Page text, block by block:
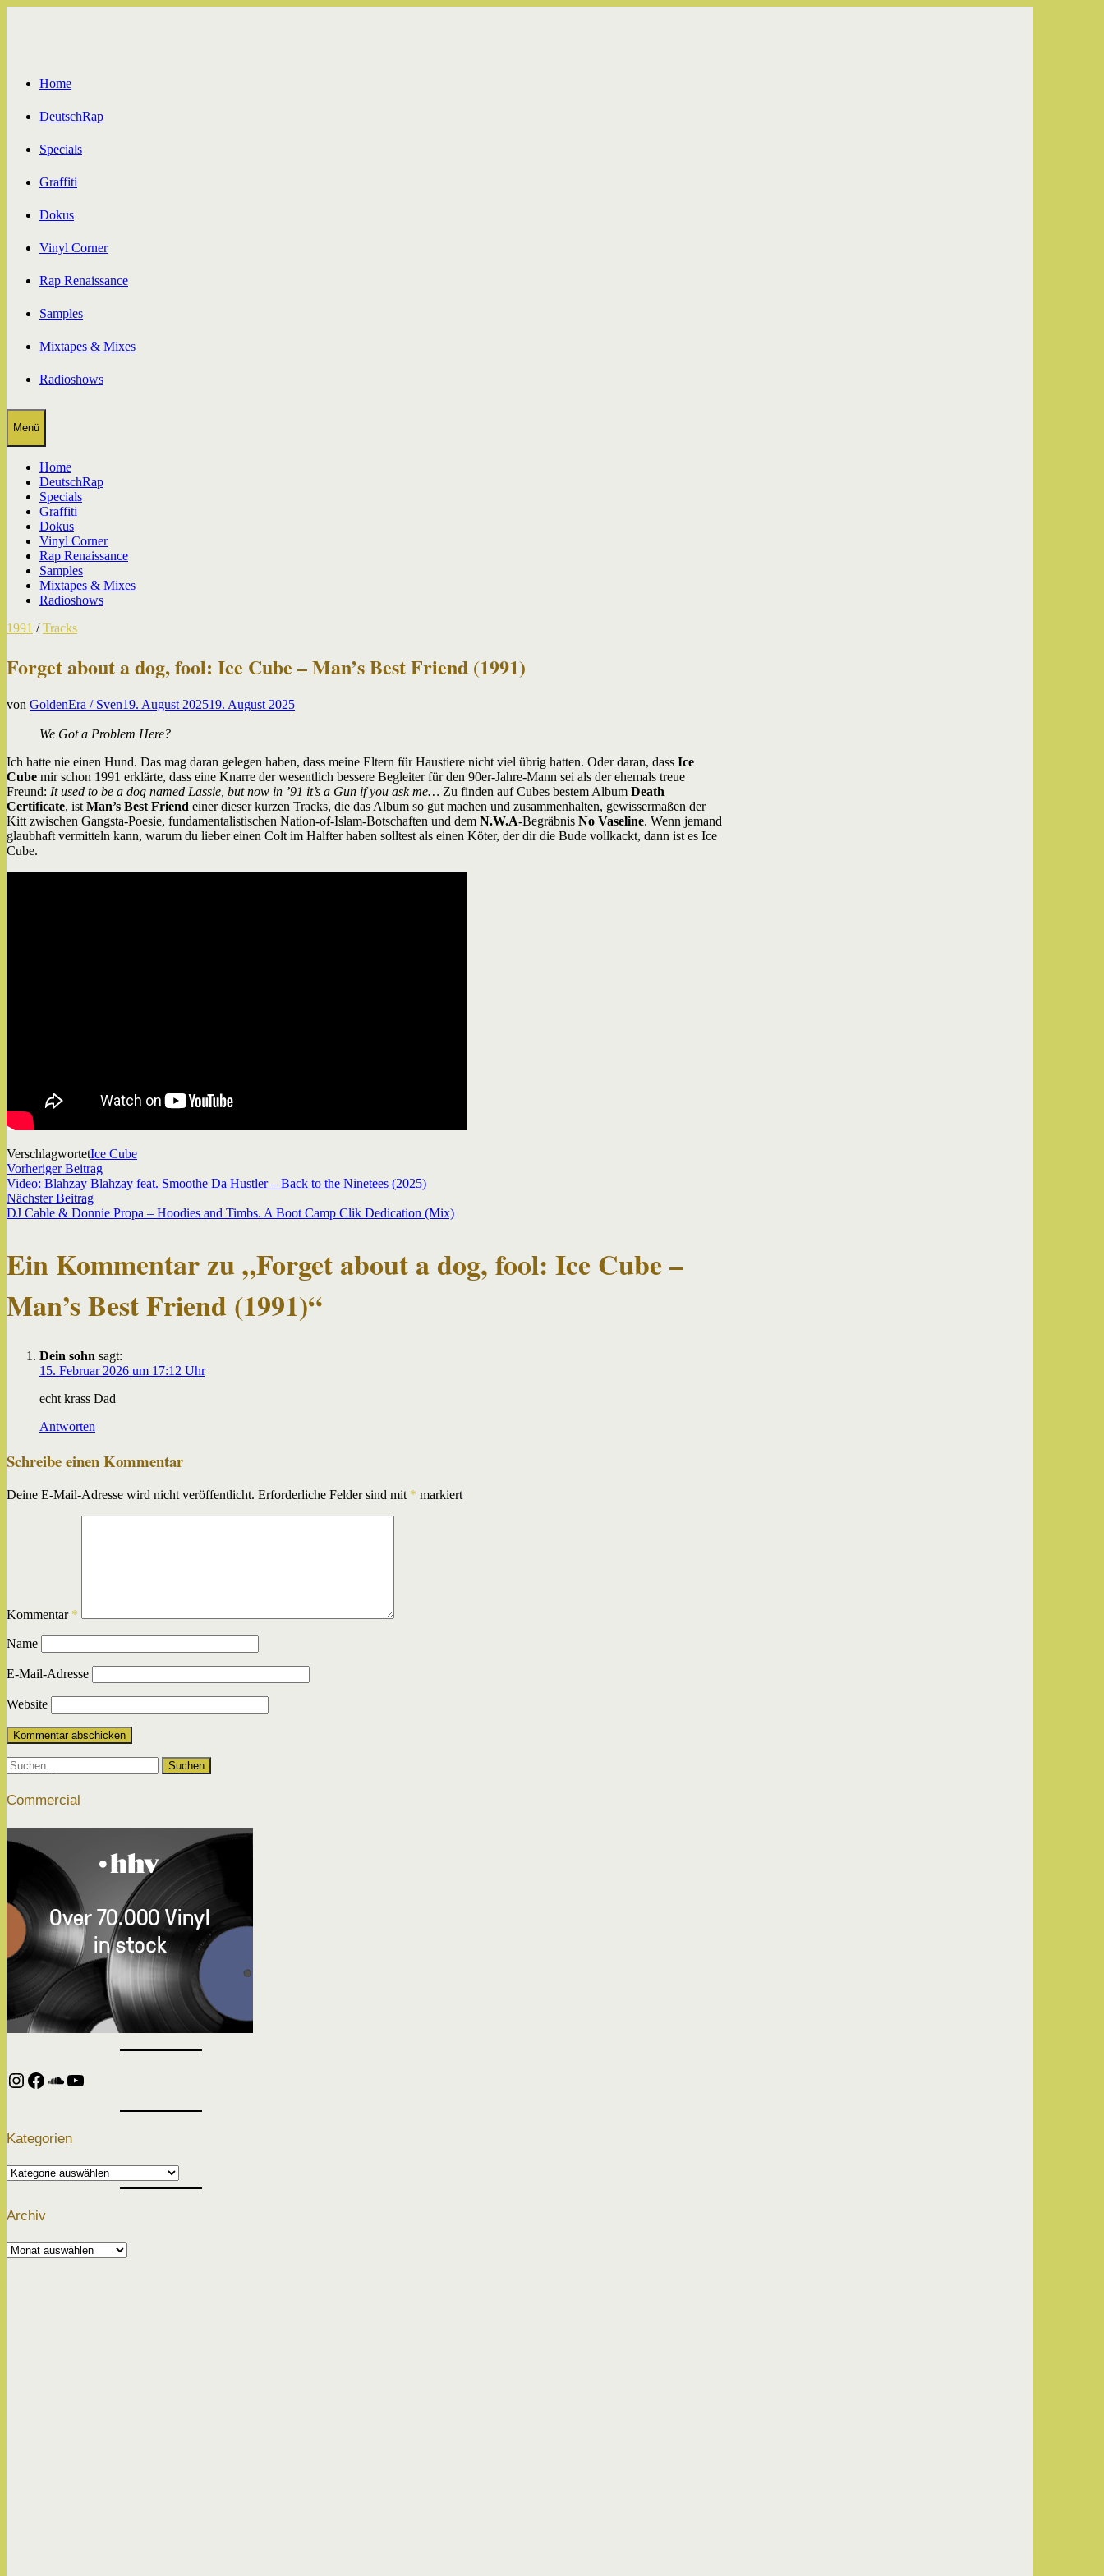
Home
DeutschRap
Specials
Graffiti
Dokus
Vinyl Corner
Rap Renaissance
Samples
Mixtapes & Mixes
Radioshows
Menü
Home
DeutschRap
Specials
Graffiti
Dokus
Vinyl Corner
Rap Renaissance
Samples
Mixtapes & Mixes
Radioshows
1991 /Tracks
Forget about a dog, fool: Ice Cube – Man’s Best Friend (1991)
von GoldenEra / Sven19. August 202519. August 2025
We Got a Problem Here?
Ich hatte nie einen Hund. Das mag daran gelegen haben, dass meine Eltern für Haustiere nicht viel übrig hatten. Oder daran, dass Ice
Cube mir schon 1991 erklärte, dass eine Knarre der wesentlich bessere Begleiter für den 90er-Jahre-Mann sei als der ehemals treue
Freund: It used to be a dog named Lassie, but now in ’91 it’s a Gun if you ask me… Zu finden auf Cubes bestem Album Death
Certificate, ist Man’s Best Friend einer dieser kurzen Tracks, die das Album so gut machen und zusammenhalten, gewissermaßen der
Kitt zwischen Gangsta-Poesie, fundamentalistischen Nation-of-Islam-Botschaften und dem N.W.A-Begräbnis No Vaseline. Wenn jemand
glaubhaft vermitteln kann, warum du lieber einen Colt im Halfter haben solltest als einen Köter, der dir die Bude vollkackt, dann ist es Ice
Cube.
VerschlagwortetIce Cube
Beitragsnavigation
Vorheriger BeitragVorheriger
Beitrag:
Video: Blahzay Blahzay feat. Smoothe Da Hustler – Back to the Ninetees (2025)
Nächster BeitragNächster
Beitrag:
DJ Cable & Donnie Propa – Hoodies and Timbs. A Boot Camp Clik Dedication (Mix)
Ein Kommentar zu „Forget about a dog, fool: Ice Cube –
Man’s Best Friend (1991)“
Dein sohn sagt:
15. Februar 2026 um 17:12 Uhr
echt krass Dad
Antworten
Schreibe einen Kommentar
Deine E-Mail-Adresse wird nicht veröffentlicht. Erforderliche Felder sind mit * markiert
Kommentar *
Name
E-Mail-Adresse
Website
Suchen
nach:
Commercial
Instagram
Facebook
SoundCloud
YouTube
Kategorien
Kategorien
Archiv
Archiv